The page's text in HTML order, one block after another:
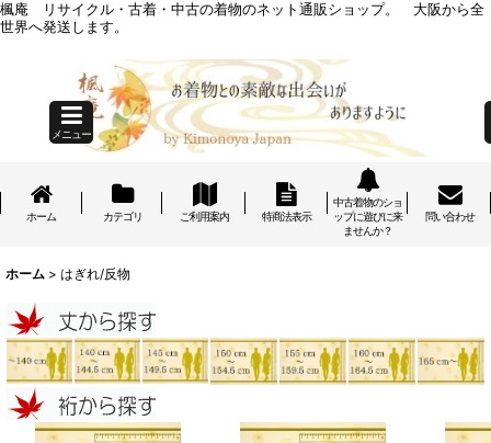
楓庵 リサイクル・古着・中古の着物のネット通販ショップ。 大阪から全
世界へ発送します。
メニュー
ホーム カテゴリ ご利用案内 特商法表示
中古着物のショ
ップに遊びに来
ませんか？
問い合わせ
ホーム > はぎれ/反物